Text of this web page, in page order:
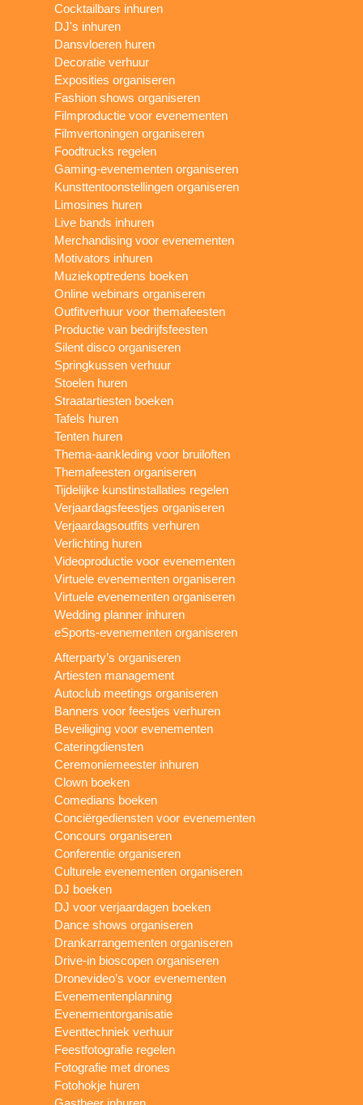
Cocktailbars inhuren
DJ's inhuren
Dansvloeren huren
Decoratie verhuur
Exposities organiseren
Fashion shows organiseren
Filmproductie voor evenementen
Filmvertoningen organiseren
Foodtrucks regelen
Gaming-evenementen organiseren
Kunsttentoonstellingen organiseren
Limosines huren
Live bands inhuren
Merchandising voor evenementen
Motivators inhuren
Muziekoptredens boeken
Online webinars organiseren
Outfitverhuur voor themafeesten
Productie van bedrijfsfeesten
Silent disco organiseren
Springkussen verhuur
Stoelen huren
Straatartiesten boeken
Tafels huren
Tenten huren
Thema-aankleding voor bruiloften
Themafeesten organiseren
Tijdelijke kunstinstallaties regelen
Verjaardagsfeestjes organiseren
Verjaardagsoutfits verhuren
Verlichting huren
Videoproductie voor evenementen
Virtuele evenementen organiseren
Virtuele evenementen organiseren
Wedding planner inhuren
eSports-evenementen organiseren
Afterparty’s organiseren
Artiesten management
Autoclub meetings organiseren
Banners voor feestjes verhuren
Beveiliging voor evenementen
Cateringdiensten
Ceremoniemeester inhuren
Clown boeken
Comedians boeken
Conciërgediensten voor evenementen
Concours organiseren
Conferentie organiseren
Culturele evenementen organiseren
DJ boeken
DJ voor verjaardagen boeken
Dance shows organiseren
Drankarrangementen organiseren
Drive-in bioscopen organiseren
Dronevideo’s voor evenementen
Evenementenplanning
Evenementorganisatie
Eventtechniek verhuur
Feestfotografie regelen
Fotografie met drones
Fotohokje huren